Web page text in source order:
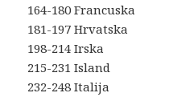
164-180 Francuska
181-197 Hrvatska
198-214 Irska
215-231 Island
232-248 Italija